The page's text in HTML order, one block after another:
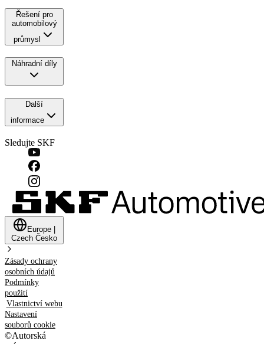
Řešení pro
automobilový
průmysl
Náhradní díly
Další
informace
Sledujte SKF
Europe
Czech Česko
Zásady ochrany
osobních údajů
Podmínky
použití
Vlastnictví webu
Nastavení
souborů cookie
©Autorská